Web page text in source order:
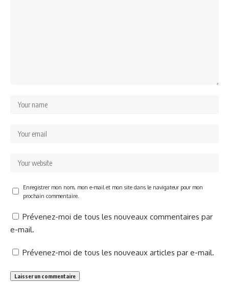
Enregistrer mon nom, mon e-mail et mon site dans le navigateur pour mon
prochain commentaire.
Prévenez-moi de tous les nouveaux commentaires par
e-mail.
Prévenez-moi de tous les nouveaux articles par e-mail.